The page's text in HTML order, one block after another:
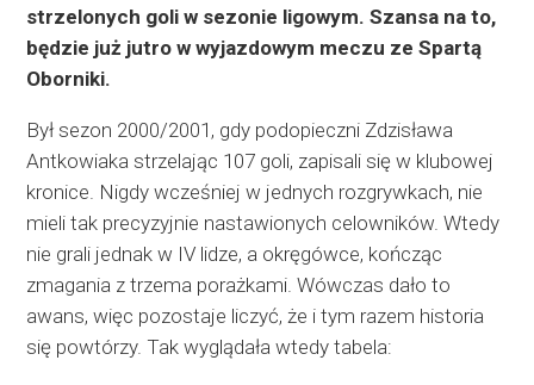
strzelonych goli w sezonie ligowym. Szansa na to,
będzie już jutro w wyjazdowym meczu ze Spartą
Oborniki.
Był sezon 2000/2001, gdy podopieczni Zdzisława
Antkowiaka strzelając 107 goli, zapisali się w klubowej
kronice. Nigdy wcześniej w jednych rozgrywkach, nie
mieli tak precyzyjnie nastawionych celowników. Wtedy
nie grali jednak w IV lidze, a okręgówce, kończąc
zmagania z trzema porażkami. Wówczas dało to
awans, więc pozostaje liczyć, że i tym razem historia
się powtórzy. Tak wyglądała wtedy tabela: